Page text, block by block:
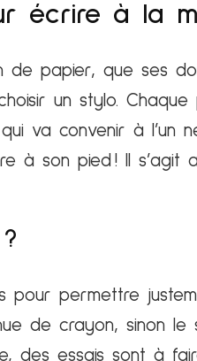
écrire à la
de papier, que ses
un stylo. Chaque
va convenir à l’un
à son pied ! Il s’agit
pour permettre
de crayon, sinon le
des essais sont à